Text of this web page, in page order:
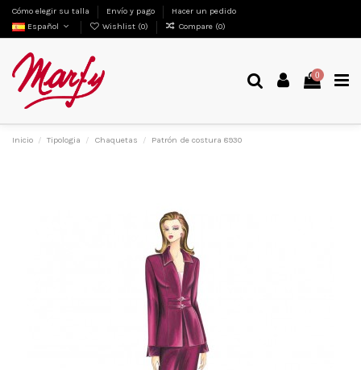
Cómo elegir su talla Envío y pago
Hacer un pedido
Español
Wishlist (0) Compare (0)
0
Inicio Tipologia Chaquetas Patrón de costura 8930